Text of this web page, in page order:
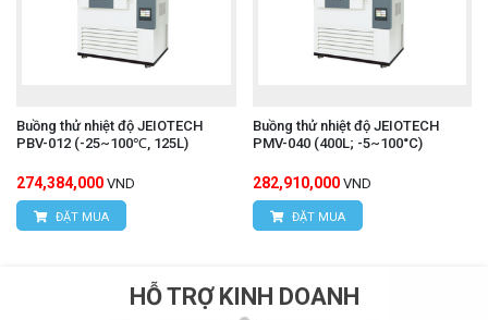
Buồng thử nhiệt độ JEIOTECH
PBV-012 (-25~100℃, 125L)
274,384,000 VND
ĐẶT MUA
Buồng thử nhiệt độ JEIOTECH
PMV-040 (400L; -5~100°C)
282,910,000 VND
ĐẶT MUA
HỖ TRỢ KINH DOANH